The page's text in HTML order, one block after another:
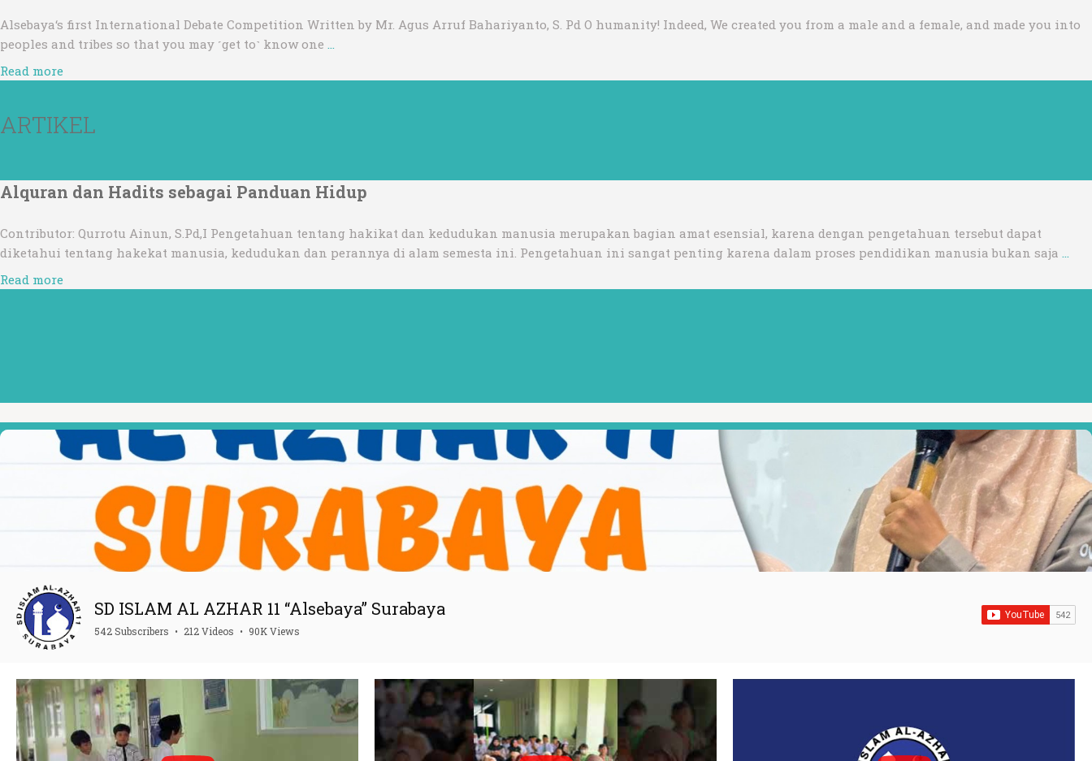
Alsebaya‘s first International Debate Competition Written by Mr. Agus Arruf Bahariyanto, S. Pd O humanity! Indeed, We created you from a male and a female, and made you into
peoples and tribes so that you may ˹get to˺ know one
Read more
ARTIKEL
Alquran dan Hadits sebagai Panduan Hidup
Contributor: Qurrotu Ainun, S.Pd,I Pengetahuan tentang hakikat dan kedudukan manusia merupakan bagian amat esensial, karena dengan pengetahuan tersebut dapat
diketahui tentang hakekat manusia, kedudukan dan perannya di alam semesta ini. Pengetahuan ini sangat penting karena dalam proses pendidikan manusia bukan saja
Read more
SD ISLAM AL AZHAR 11 “Alsebaya” Surabaya
542 Subscribers • 212 Videos • 90K Views